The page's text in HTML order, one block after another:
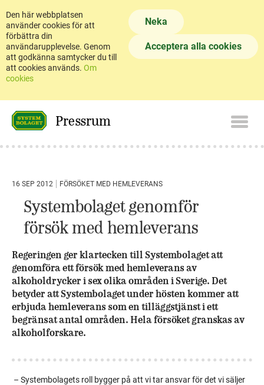
Den här webbplatsen
använder cookies för att
förbättra din
användarupplevelse. Genom
att godkänna samtycker du till
att cookies används. Om
cookies
Neka
Acceptera alla cookies
Pressrum
16 SEP 2012 FÖRSÖKET MED HEMLEVERANS
Systembolaget genomför
försök med hemleverans
Regeringen ger klartecken till Systembolaget att
genomföra ett försök med hemleverans av
alkoholdrycker i sex olika områden i Sverige. Det
betyder att Systembolaget under hösten kommer att
erbjuda hemleverans som en tilläggstjänst i ett
begränsat antal områden. Hela försöket granskas av
alkoholforskare.
– Systembolagets roll bygger på att vi tar ansvar för det vi säljer